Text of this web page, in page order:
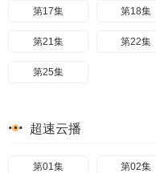
第17集 第18集
第21集 第22集
第25集
超速云播
第01集 第02集